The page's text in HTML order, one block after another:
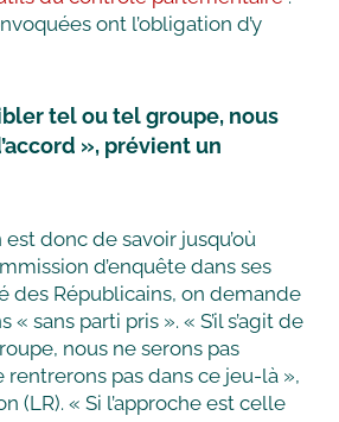
ont l’obligation d’y
tel ou tel groupe, nous
», prévient un
donc de savoir jusqu’où
d’enquête dans ses
des Républicains, on demande
sans parti pris ». « S’il s’agit de
nous ne serons pas
rentrerons pas dans ce jeu-là »,
(LR). « Si l’approche est celle